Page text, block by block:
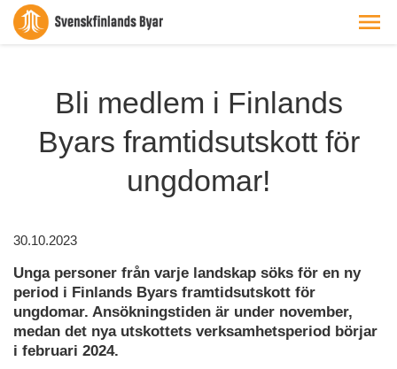
Bli medlem i Finlands
Byars framtidsutskott för
ungdomar!
30.10.2023
Unga personer från varje landskap söks för en ny
period i Finlands Byars framtidsutskott för
ungdomar. Ansökningstiden är under november,
medan det nya utskottets verksamhetsperiod börjar
i februari 2024.